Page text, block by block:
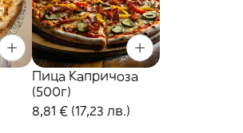
Пица Капричоза
(500г)
8,81 € (17,23 лв.)